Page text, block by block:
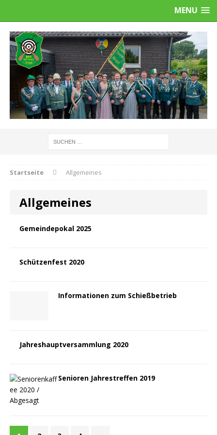
MENU
Startseite Allgemeines
Allgemeines
Gemeindepokal 2025
Schützenfest 2020
Informationen zum Schießbetrieb
Jahreshauptversammlung 2020
Senioren Jahrestreffen 2019